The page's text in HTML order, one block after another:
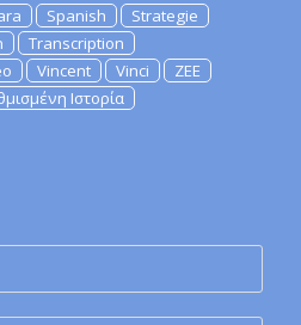
Spanish
Strategie
Transcription
Vincent Vinci
ZEE
Ιστορία